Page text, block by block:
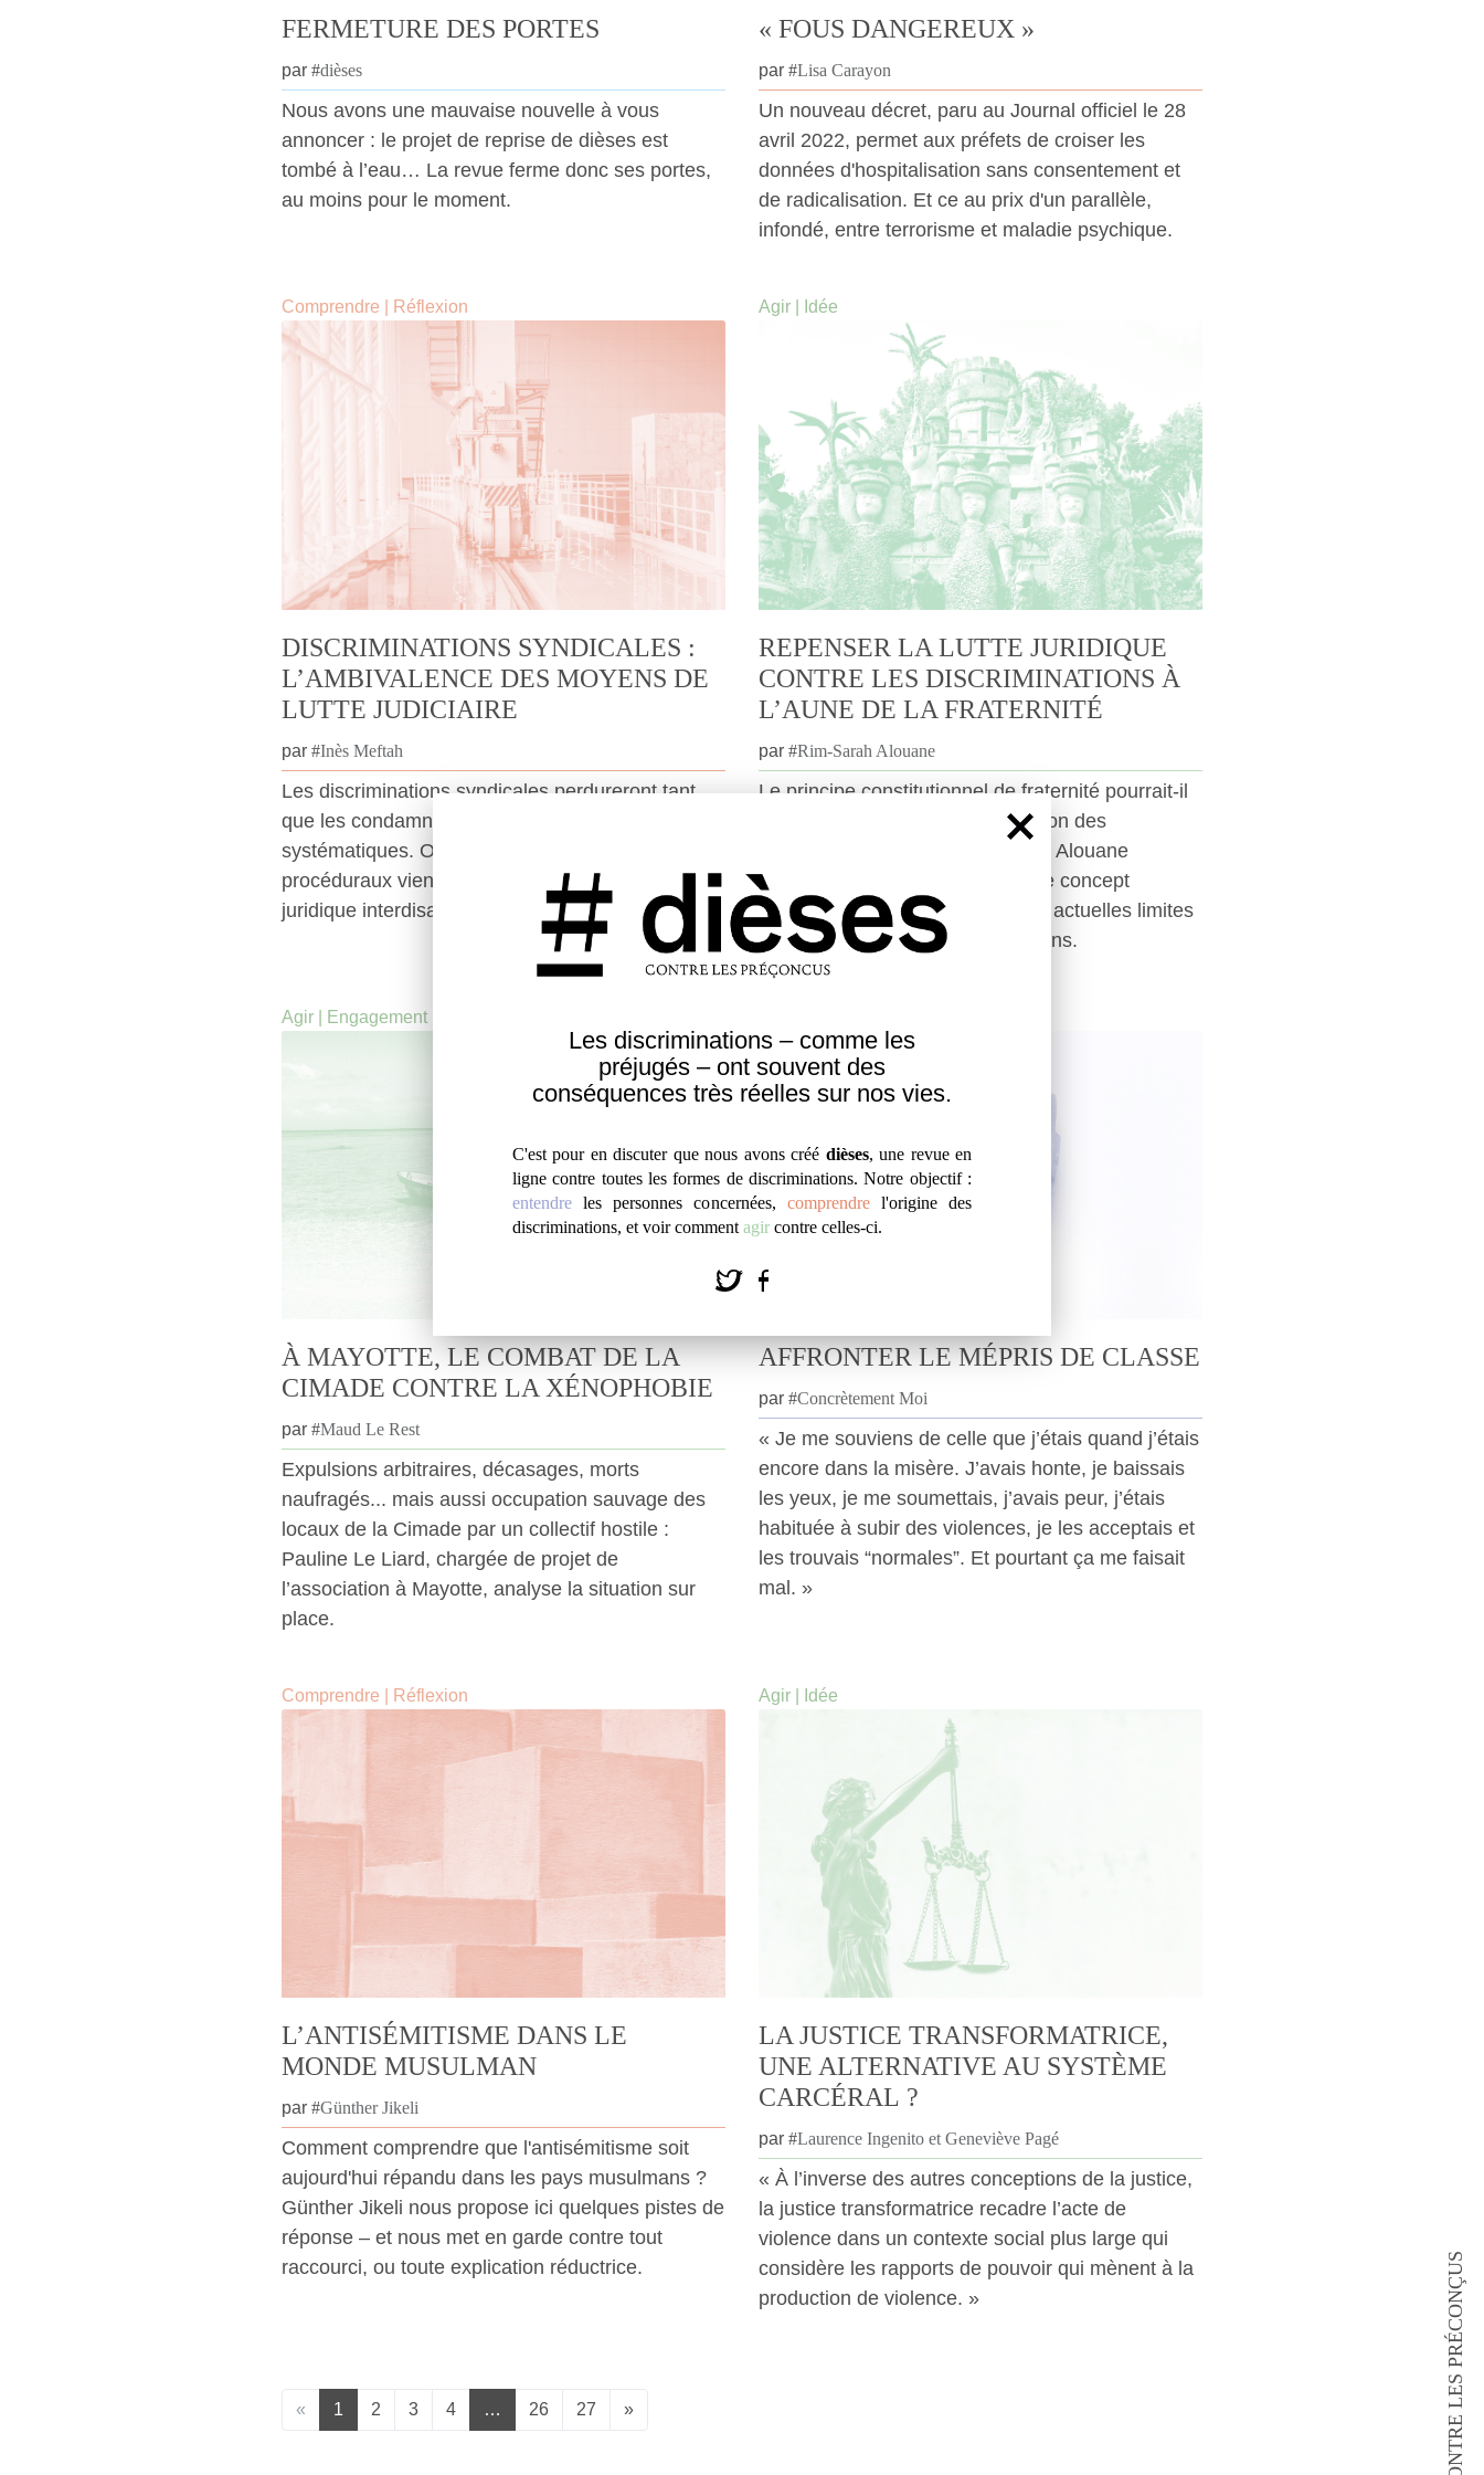
Les discriminations – comme les
préjugés – ont souvent des
conséquences très réelles sur nos vies.
C'est pour en discuter que nous avons créé dièses, une revue en
ligne contre toutes les formes de discriminations. Notre objectif :
entendre les personnes concernées, comprendrel'origine des
discriminations, et voir comment agir contre celles-ci.
CONTRE LES PRÉCONÇUS
FERMETURE DES PORTES
par #dièses
Nous avons une mauvaise nouvelle à vous
annoncer : le projet de reprise de dièses est
tombé à l’eau… La revue ferme donc ses portes,
au moins pour le moment.
« FOUS DANGEREUX »
par #Lisa Carayon
Un nouveau décret, paru au Journal officiel le 28
avril 2022, permet aux préfets de croiser les
données d'hospitalisation sans consentement et
de radicalisation. Et ce au prix d'un parallèle,
infondé, entre terrorisme et maladie psychique.
Comprendre Réflexion
DISCRIMINATIONS SYNDICALES :
L’AMBIVALENCE DES MOYENS DE
LUTTE JUDICIAIRE
par #Inès Meftah
Les discriminations syndicales perdureront tant
que les condamnations ne seront pas lourdes et
systématiques. Or, plusieurs obstacles
procéduraux viennent limiter la force de l’arsenal
juridique interdisant ces discriminations.
Agir Idée
REPENSER LA LUTTE JURIDIQUE
CONTRE LES DISCRIMINATIONS À
L’AUNE DE LA FRATERNITÉ
par #Rim-Sarah Alouane
Le principe constitutionnel de fraternité pourrait-il
permettre de repenser la protection des
minorités en France ? Rim-Sarah Alouane
explique pour dièses comment ce concept
pourrait, selon elle, remédier aux actuelles limites
des luttes contre les discriminations.
Agir Engagement
À MAYOTTE, LE COMBAT DE LA
CIMADE CONTRE LA XÉNOPHOBIE
par #Maud Le Rest
Expulsions arbitraires, décasages, morts
naufragés... mais aussi occupation sauvage des
locaux de la Cimade par un collectif hostile :
Pauline Le Liard, chargée de projet de
l’association à Mayotte, analyse la situation sur
place.
AFFRONTER LE MÉPRIS DE CLASSE
par #Concrètement Moi
« Je me souviens de celle que j’étais quand j’étais
encore dans la misère. J’avais honte, je baissais
les yeux, je me soumettais, j’avais peur, j’étais
habituée à subir des violences, je les acceptais et
les trouvais “normales”. Et pourtant ça me faisait
mal. »
Comprendre Réflexion
L’ANTISÉMITISME DANS LE
MONDE MUSULMAN
par #Günther Jikeli
Comment comprendre que l'antisémitisme soit
aujourd'hui répandu dans les pays musulmans ?
Günther Jikeli nous propose ici quelques pistes de
réponse – et nous met en garde contre tout
raccourci, ou toute explication réductrice.
Agir Idée
LA JUSTICE TRANSFORMATRICE,
UNE ALTERNATIVE AU SYSTÈME
CARCÉRAL ?
par #Laurence Ingenito et Geneviève Pagé
« À l’inverse des autres conceptions de la justice,
la justice transformatrice recadre l’acte de
violence dans un contexte social plus large qui
considère les rapports de pouvoir qui mènent à la
production de violence. »
« 1 2 3 4 … 26 27 »